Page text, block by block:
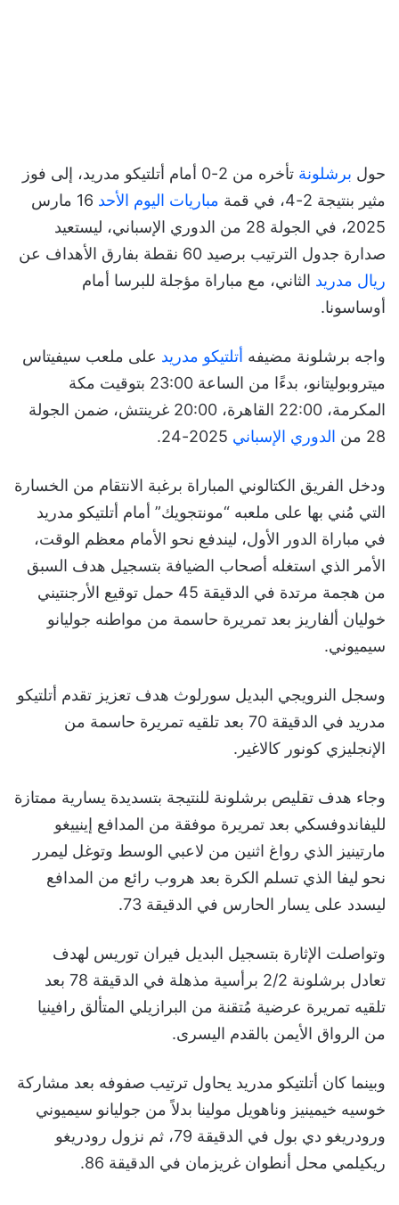
حول برشلونة
تأخره من 2-0 أمام أتلتيكو مدريد، إلى فوز
مثير بنتيجة 2-4، في قمة
مباريات اليوم الأحد
16 مارس
2025، في الجولة 28 من الدوري الإسباني، ليستعيد
صدارة جدول الترتيب برصيد 60 نقطة بفارق الأهداف عن
ريال مدريد الثاني، مع مباراة مؤجلة للبرسا أمام
أوساسونا.
واجه برشلونة مضيفه أتلتيكو مدريد على ملعب سيفيتاس
ميتروبوليتانو، بدءًا من الساعة 23:00 بتوقيت مكة
المكرمة، 22:00 القاهرة، 20:00 غرينتش، ضمن الجولة
28 من
الدوري الإسباني
ودخل الفريق الكتالوني المباراة برغبة الانتقام من الخسارة
التي مُني بها على ملعبه “مونتجويك” أمام أتلتيكو مدريد
في مباراة الدور الأول، ليندفع نحو الأمام معظم الوقت،
الأمر الذي استغله أصحاب الضيافة بتسجيل هدف السبق
من هجمة مرتدة في الدقيقة 45 حمل توقيع الأرجنتيني
خوليان ألفاريز بعد تمريرة حاسمة من مواطنه جوليانو
سيميوني.
وسجل النرويجي البديل سورلوث هدف تعزيز تقدم أتلتيكو
مدريد في الدقيقة 70 بعد تلقيه تمريرة حاسمة من
الإنجليزي كونور كالاغير.
وجاء هدف تقليص برشلونة للنتيجة بتسديدة يسارية ممتازة
لليفاندوفسكي بعد تمريرة موفقة من المدافع إينييغو
مارتينيز الذي رواغ اثنين من لاعبي الوسط وتوغل ليمرر
نحو ليفا الذي تسلم الكرة بعد هروب رائع من المدافع
ليسدد على يسار الحارس في الدقيقة 73.
وتواصلت الإثارة بتسجيل البديل فيران توريس لهدف
تعادل برشلونة 2/2 برأسية مذهلة في الدقيقة 78 بعد
تلقيه تمريرة عرضية مُتقنة من البرازيلي المتألق رافينيا
من الرواق الأيمن بالقدم اليسرى.
وبينما كان أتلتيكو مدريد يحاول ترتيب صفوفه بعد مشاركة
خوسيه خيمينيز وناهويل مولينا بدلاً من جوليانو سيميوني
ورودريغو دي بول في الدقيقة 79، ثم نزول رودريغو
ريكيلمي محل أنطوان غريزمان في الدقيقة 86.